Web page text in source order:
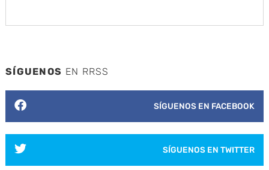
SÍGUENOS EN RRSS
SÍGUENOS EN FACEBOOK
SÍGUENOS EN TWITTER